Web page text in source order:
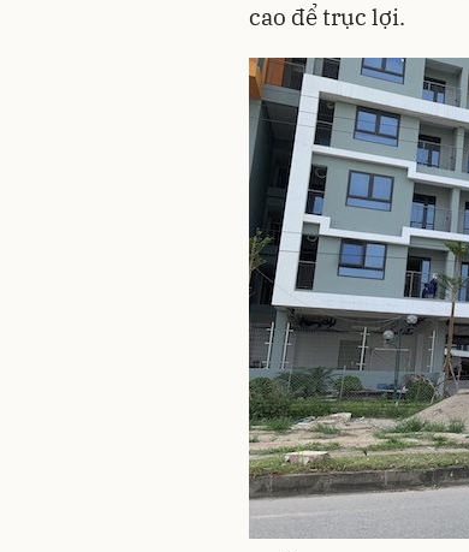
cao để trục lợi.